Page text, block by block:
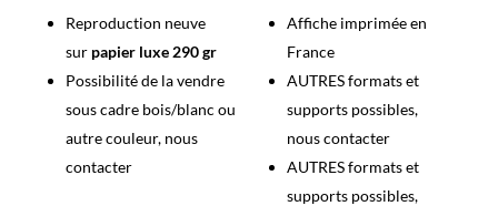
blindée
Reproduction neuve
sur papier luxe 290 gr
Possibilité de la vendre
sous cadre bois/blanc ou
autre couleur, nous
contacter
Affiche imprimée en
France
AUTRES formats et
supports possibles,
nous contacter
AUTRES formats et
supports possibles,